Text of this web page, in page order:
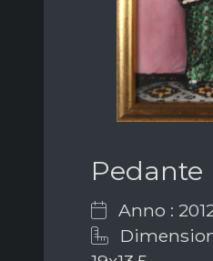
Pedante
Anno :